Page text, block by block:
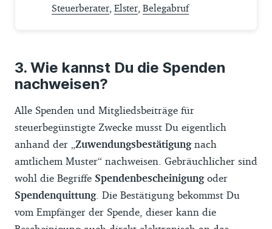
Steuerberater, Elster, Belegabruf
Wie kannst Du die Spenden
nachweisen?
Alle Spenden und Mitgliedsbeiträge für
steuerbegünstigte Zwecke musst Du eigentlich
anhand der „ Zuwendungsbestätigungnach
amtlichem Muster“ nachweisen. Gebräuchlicher sind
wohl die Begriffe Spendenbescheinigungoder
Spendenquittung. Die Bestätigung bekommst Du
vom Empfänger der Spende, dieser kann die